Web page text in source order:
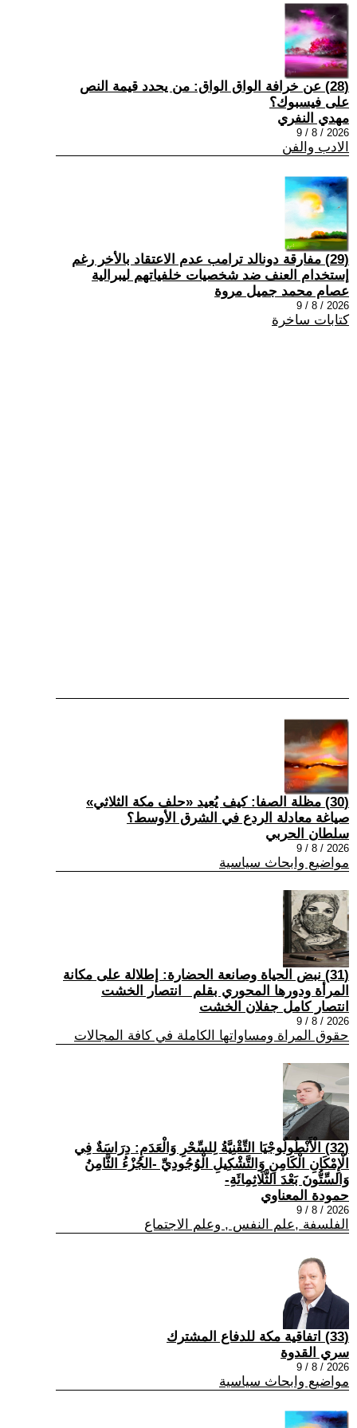
(28) عن خرافة الواق الواق: من يحدد قيمة النص
على فيسبوك؟
مهدي النفري
2026 / 8 / 9
الادب والفن
(29) مفارقة دونالد ترامب عدم الاعتقاد بالأخر رغم
إستخدام العنف ضد شخصيات خلفياتهم ليبرالية
عصام محمد جميل مروة
2026 / 8 / 9
كتابات ساخرة
(30) مظلة الصفا: كيف يُعيد «حلف مكة الثلاثي»
صياغة معادلة الردع في الشرق الأوسط؟
سلطان الحربي
2026 / 8 / 9
مواضيع وابحاث سياسية
(31) نبض الحياة وصانعة الحضارة: إطلالة على مكانة
المرأة ودورها المحوري بقلم _انتصار الخشت
انتصار كامل جفلان الخشت
2026 / 8 / 9
حقوق المراة ومساواتها الكاملة في كافة المجالات
(32) الْأَنْطُولُوجْيَا التِّقْنِيَّةُ لِلسِّحْرِ وَالْعَدَمِ: دِرَاسَةٌ فِي
الْإِمْكَانِ الْكَامِنِ وَالتَّشْكِيلِ الْوُجُودِيِّ -الجُزْءُ الثَّامِنُ
وَالسِّتُّونَ بَعْدَ الثَّلَاثِمِائَةِ-
حمودة المعناوي
2026 / 8 / 9
الفلسفة ,علم النفس , وعلم الاجتماع
(33) اتفاقية مكة للدفاع المشترك
سري القدوة
2026 / 8 / 9
مواضيع وابحاث سياسية